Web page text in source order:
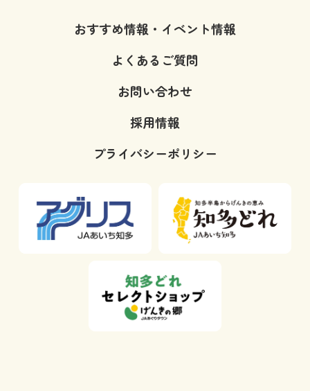
おすすめ情報・イベント情報
よくあるご質問
お問い合わせ
採用情報
プライバシーポリシー